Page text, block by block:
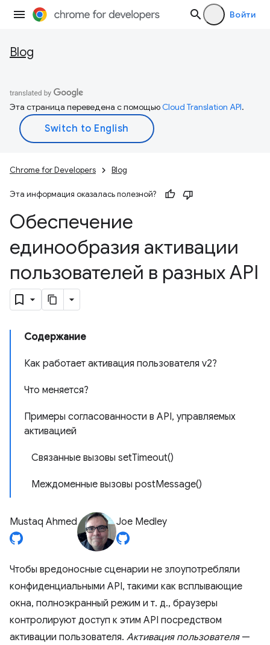
Войти
Blog
Эта страница переведена с помощьюCloud Translation API.
Chrome for Developers Blog
Эта информация оказалась полезной?
Обеспечение
единообразия активации
пользователей в разных API
Содержание
Как работает активация пользователя v2?
Что меняется?
Примеры согласованности в API, управляемых
активацией
Связанные вызовы setTimeout()
Междоменные вызовы postMessage()
Mustaq Ahmed Joe Medley
Чтобы вредоносные сценарии не злоупотребляли
конфиденциальными API, такими как всплывающие
окна, полноэкранный режим и т. д., браузеры
контролируют доступ к этим API посредством
активации пользователя. Активация пользователя—